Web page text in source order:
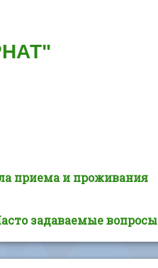
приема и проживания
задаваемые вопросы